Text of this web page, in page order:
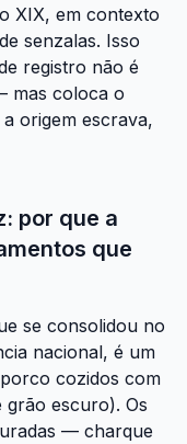
XIX, em contexto
senzalas. Isso
registro não é
mas coloca o
origem escrava,
por que a
que
se consolidou no
nacional, é um
cozidos com
grão escuro). Os
— charque